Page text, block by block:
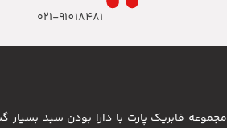
۰۲۱-91018481
مجموعه فابریک پارت با دارا بودن سبد